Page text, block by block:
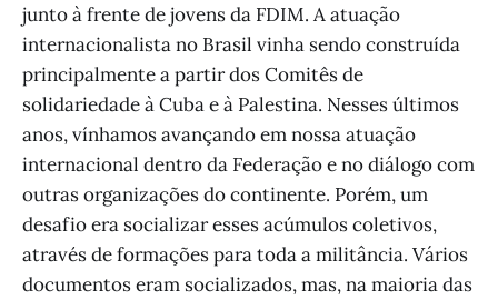
junto à frente de jovens da FDIM. A atuação
internacionalista no Brasil vinha sendo construída
principalmente a partir dos Comitês de
solidariedade à Cuba e à Palestina. Nesses últimos
anos, vínhamos avançando em nossa atuação
internacional dentro da Federação e no diálogo com
outras organizações do continente. Porém, um
desafio era socializar esses acúmulos coletivos,
através de formações para toda a militância. Vários
documentos eram socializados, mas, na maioria das